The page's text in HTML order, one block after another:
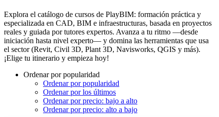
Explora el catálogo de cursos de PlayBIM: formación práctica y
especializada en CAD, BIM e infraestructuras, basada en proyectos
reales y guiada por tutores expertos. Avanza a tu ritmo —desde
iniciación hasta nivel experto— y domina las herramientas que usa
el sector (Revit, Civil 3D, Plant 3D, Navisworks, QGIS y más).
¡Elige tu itinerario y empieza hoy!
Ordenar por popularidad
Ordenar por popularidad
Ordenar por los últimos
Ordenar por precio: bajo a alto
Ordenar por precio: alto a bajo